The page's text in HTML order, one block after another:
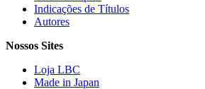
Indicações de Títulos
Autores
Nossos Sites
Loja LBC
Made in Japan